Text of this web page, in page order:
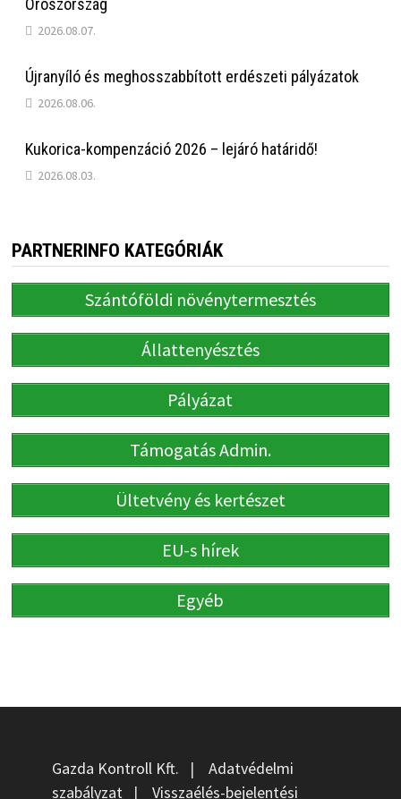
Oroszország
2026.08.07.
Újranyíló és meghosszabbított erdészeti pályázatok
2026.08.06.
Kukorica-kompenzáció 2026 – lejáró határidő!
2026.08.03.
PARTNERINFO KATEGÓRIÁK
Szántóföldi növénytermesztés
Állattenyésztés
Pályázat
Támogatás Admin.
Ültetvény és kertészet
EU-s hírek
Egyéb
Gazda Kontroll Kft. | Adatvédelmi
szabályzat| Visszaélés-bejelentési